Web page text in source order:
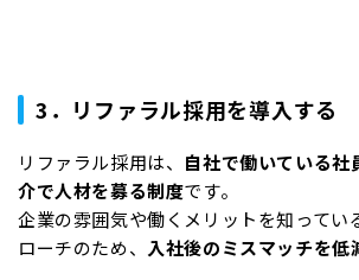
3．リファラル採用を導入する
リファラル採用は、 自社で働いている社
介で人材を募る制度です。
企業の雰囲気や働くメリットを知ってい
ローチのため、 入社後のミスマッチを低